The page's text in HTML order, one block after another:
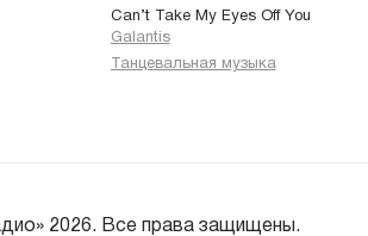
Can’t Take My Eyes Off You
Galantis
Танцевальная музыка
2026. Все права защищены.